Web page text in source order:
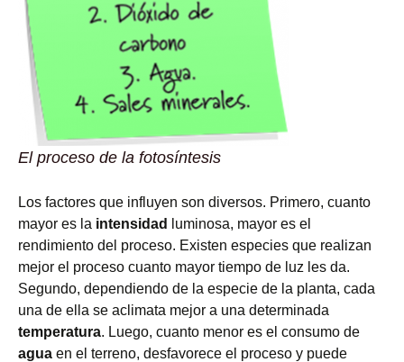
El proceso de la fotosíntesis
Los factores que influyen son diversos. Primero, cuanto
mayor es la intensidad
luminosa, mayor es el
rendimiento del proceso. Existen especies que realizan
mejor el proceso cuanto mayor tiempo de luz les da.
Segundo, dependiendo de la especie de la planta, cada
una de ella se aclimata mejor a una determinada
temperatura. Luego, cuanto menor es el consumo de
agua en el terreno, desfavorece el proceso y puede